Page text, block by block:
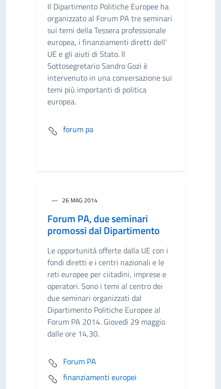
Il Dipartimento Politiche Europee ha
organizzato al Forum PA tre seminari
sui temi della Tessera professionale
europea, i finanziamenti diretti dell'
UE e gli aiuti di Stato. Il
Sottosegretario Sandro Gozi è
intervenuto in una conversazione sui
temi più importanti di politica
europea.
forum pa
26 MAG 2014
Forum PA, due seminari
promossi dal Dipartimento
Le opportunità offerte dalla UE con i
fondi diretti e i centri nazionali e le
reti europee per ciitadini, imprese e
operatori. Sono i temi al centro dei
due seminari organizzati dal
Dipartimento Politiche Europee al
Forum PA 2014. Giovedì 29 maggio
dalle ore 14,30.
Forum PA
finanziamenti europei